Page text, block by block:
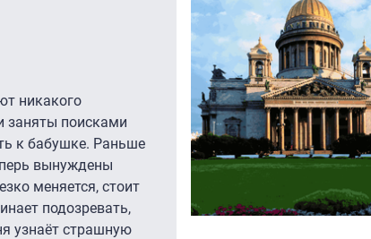
никакого
заняты поисками
к бабушке. Раньше
вынуждены
меняется, стоит
подозревать,
узнаёт страшную